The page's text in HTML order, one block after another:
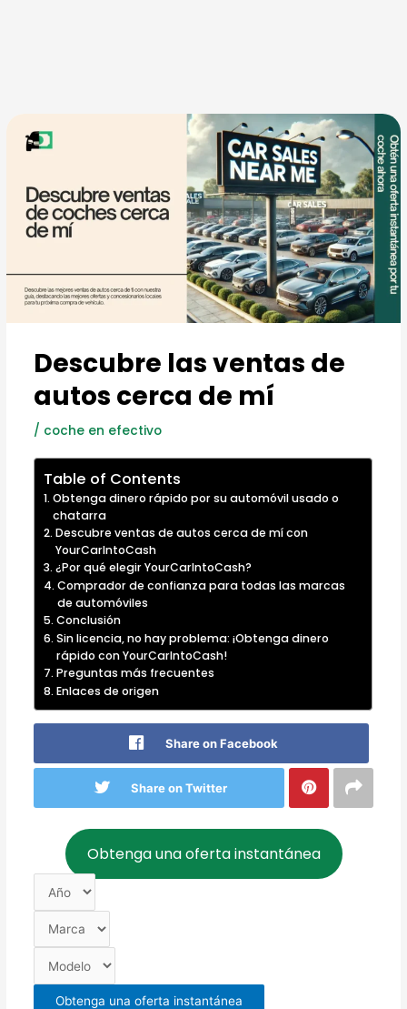
Descubre las ventas de
autos cerca de mí
/ coche en efectivo
Table of Contents
Obtenga dinero rápido por su automóvil usado o
chatarra
Descubre ventas de autos cerca de mí con
YourCarIntoCash
¿Por qué elegir YourCarIntoCash?
Comprador de confianza para todas las marcas
de automóviles
Conclusión
Sin licencia, no hay problema: ¡Obtenga dinero
rápido con YourCarIntoCash!
Preguntas más frecuentes
Enlaces de origen
Share on Facebook
Share on Twitter
Obtenga una oferta instantánea
Obtenga una oferta instantánea